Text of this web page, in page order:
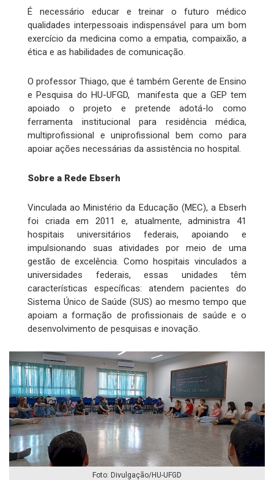
É necessário educar e treinar o futuro médico
qualidades interpessoais indispensável para um bom
exercício da medicina como a empatia, compaixão, a
ética e as habilidades de comunicação.
O professor Thiago, que é também Gerente de Ensino
e Pesquisa do HU-UFGD, manifesta que a GEP tem
apoiado o projeto e pretende adotá-lo como
ferramenta institucional para residência médica,
multiprofissional e uniprofissional bem como para
apoiar ações necessárias da assistência no hospital.
Sobre a Rede Ebserh
Vinculada ao Ministério da Educação (MEC), a Ebserh
foi criada em 2011 e, atualmente, administra 41
hospitais universitários federais, apoiando e
impulsionando suas atividades por meio de uma
gestão de excelência. Como hospitais vinculados a
universidades federais, essas unidades têm
características específicas: atendem pacientes do
Sistema Único de Saúde (SUS) ao mesmo tempo que
apoiam a formação de profissionais de saúde e o
desenvolvimento de pesquisas e inovação.
Foto: Divulgação/HU-UFGD